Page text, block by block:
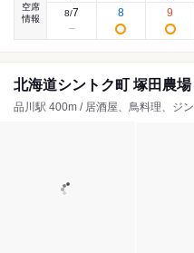
空席
情報
8/7 8 9
北海道シントク町 塚田農
品川駅 400m / 居酒屋、鳥料理、ジ